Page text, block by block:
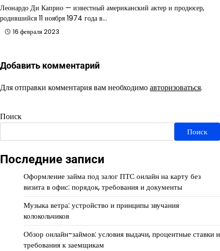
Леонардо Ди Каприо — известный американский актер и продюсер,
родившийся 11 ноября 1974 года в…
16 февраля 2023
Добавить комментарий
Для отправки комментария вам необходимоавторизоваться.
Поиск
Поиск
Последние записи
Оформление займа под залог ПТС онлайн на карту без
визита в офис: порядок, требования и документы
Музыка ветра: устройство и принципы звучания
колокольчиков
Обзор онлайн-займов: условия выдачи, процентные ставки и
требования к заемщикам